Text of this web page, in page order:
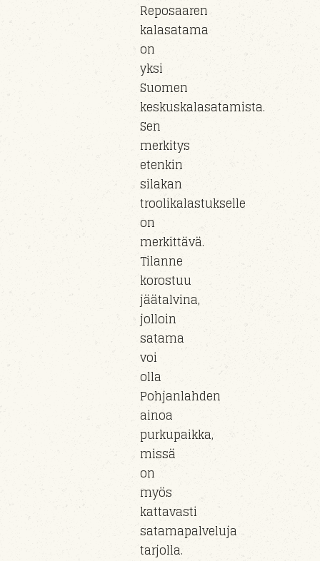
Reposaaren
kalasatama
on
yksi
Suomen
keskuskalasatamista.
Sen
merkitys
etenkin
silakan
troolikalastukselle
on
merkittävä.
Tilanne
korostuu
jäätalvina,
jolloin
satama
voi
olla
Pohjanlahden
ainoa
purkupaikka,
missä
on
myös
kattavasti
satamapalveluja
tarjolla.